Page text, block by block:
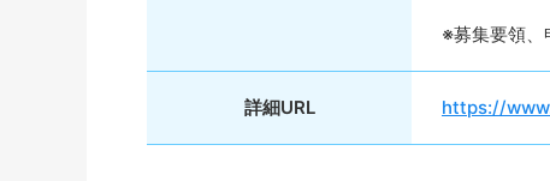
※募集要領、
詳細URL https://